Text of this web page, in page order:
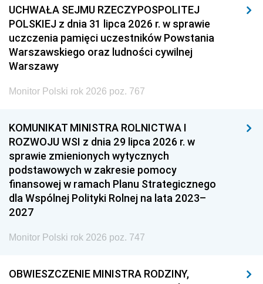
UCHWAŁA SEJMU RZECZYPOSPOLITEJ
POLSKIEJ z dnia 31 lipca 2026 r. w sprawie
uczczenia pamięci uczestników Powstania
Warszawskiego oraz ludności cywilnej
Warszawy
Monitor Polski rok 2026 poz. 767
KOMUNIKAT MINISTRA ROLNICTWA I
ROZWOJU WSI z dnia 29 lipca 2026 r. w
sprawie zmienionych wytycznych
podstawowych w zakresie pomocy
finansowej w ramach Planu Strategicznego
dla Wspólnej Polityki Rolnej na lata 2023–
2027
Monitor Polski rok 2026 poz. 747
OBWIESZCZENIE MINISTRA RODZINY,